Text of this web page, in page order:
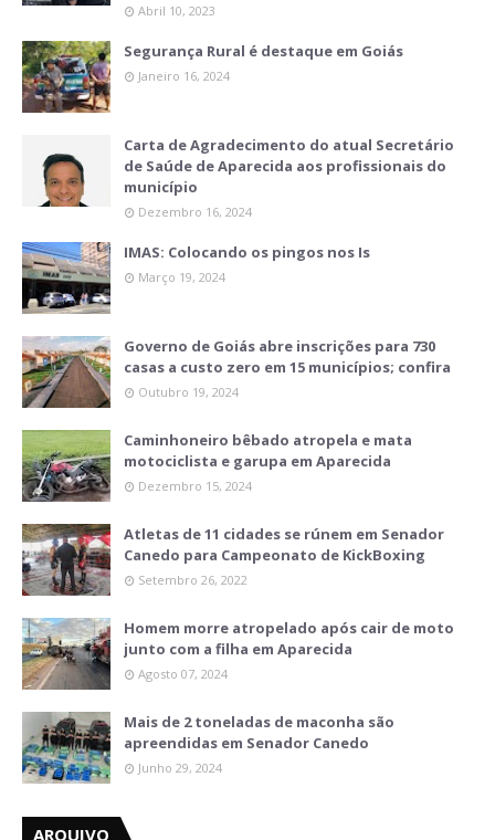
Abril 10, 2023
Segurança Rural é destaque em Goiás
Janeiro 16, 2024
Carta de Agradecimento do atual Secretário
de Saúde de Aparecida aos profissionais do
município
Dezembro 16, 2024
IMAS: Colocando os pingos nos Is
Março 19, 2024
Governo de Goiás abre inscrições para 730
casas a custo zero em 15 municípios; confira
Outubro 19, 2024
Caminhoneiro bêbado atropela e mata
motociclista e garupa em Aparecida
Dezembro 15, 2024
Atletas de 11 cidades se rúnem em Senador
Canedo para Campeonato de KickBoxing
Setembro 26, 2022
Homem morre atropelado após cair de moto
junto com a filha em Aparecida
Agosto 07, 2024
Mais de 2 toneladas de maconha são
apreendidas em Senador Canedo
Junho 29, 2024
ARQUIVO